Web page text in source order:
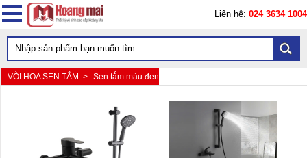
Liên hệ: 024 3634 1004
VÒI HOA SEN TẮM > Sen tắm màu đen